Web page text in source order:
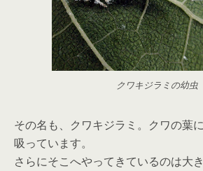
クワキジラミの幼虫
その名も、クワキジラミ。クワの葉
吸っています。
さらにそこへやってきているのは大